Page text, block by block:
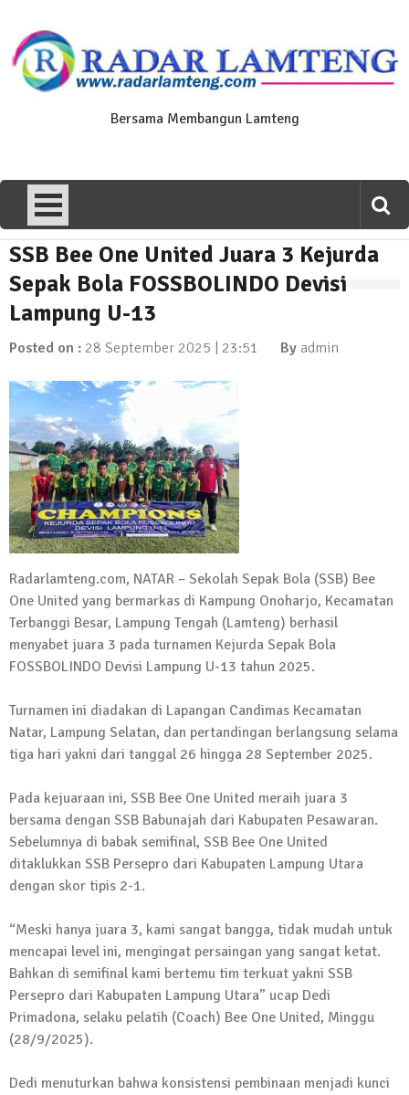
content
Bersama Membangun Lamteng
News Flash
Polres Lamteng Gelar Upacara
Peringatan Hari Pahlawan, Teladani
Semangat Pengorbanan untuk Bangsa
10 November 2025 | 14:07
News Flash
Puluhan Warga Dusun III Geruduk
Balai Kampung Pujobasuki, Tuntut
Kadus Untuk Mundur
4 September 2025 | 15:40
News Flash
iklan ucapan HUT RI
20 Agustus 2025 | 14:43
Maling Jebol Plafon Konter HP di
Rumbia, Pelaku Ditangkap di Lamtim
26 Juli 2025 | 10:33
News Flash
Kejari Geledah Kantor Disporapar
Hibah Koni
16 Oktober 2024 | 05:27
Berikut Jadwal Debat Kandidat Cabup-
Cawabup Lampung Tengah
13 Oktober 2024 | 12:22
News Flash
Jumat Berkah SMSI Tulang Bawang
12 Juli 2024 | 15:15
News Flash
Dengan Semangat Muda, Ida Bagus
Wisnu Pujana Mengambil Berkas
Penjaringan Balonkada di DPC PDI P
Lamtim
News Flash
SSB Bee One United Juara 3 Kejurda
Sepak Bola FOSSBOLINDO Devisi
Lampung U-13
Posted on : 28 September 2025 | 23:51 By admin
Radarlamteng.com, NATAR – Sekolah Sepak Bola (SSB) Bee
One United yang bermarkas di Kampung Onoharjo, Kecamatan
Terbanggi Besar, Lampung Tengah (Lamteng) berhasil
menyabet juara 3 pada turnamen Kejurda Sepak Bola
FOSSBOLINDO Devisi Lampung U-13 tahun 2025.
Turnamen ini diadakan di Lapangan Candimas Kecamatan
Natar, Lampung Selatan, dan pertandingan berlangsung selama
tiga hari yakni dari tanggal 26 hingga 28 September 2025.
Pada kejuaraan ini, SSB Bee One United meraih juara 3
bersama dengan SSB Babunajah dari Kabupaten Pesawaran.
Sebelumnya di babak semifinal, SSB Bee One United
ditaklukkan SSB Persepro dari Kabupaten Lampung Utara
dengan skor tipis 2-1.
“Meski hanya juara 3, kami sangat bangga, tidak mudah untuk
mencapai level ini, mengingat persaingan yang sangat ketat.
Bahkan di semifinal kami bertemu tim terkuat yakni SSB
Persepro dari Kabupaten Lampung Utara” ucap Dedi
Primadona, selaku pelatih (Coach) Bee One United, Minggu
(28/9/2025).
Dedi menuturkan bahwa konsistensi pembinaan menjadi kunci